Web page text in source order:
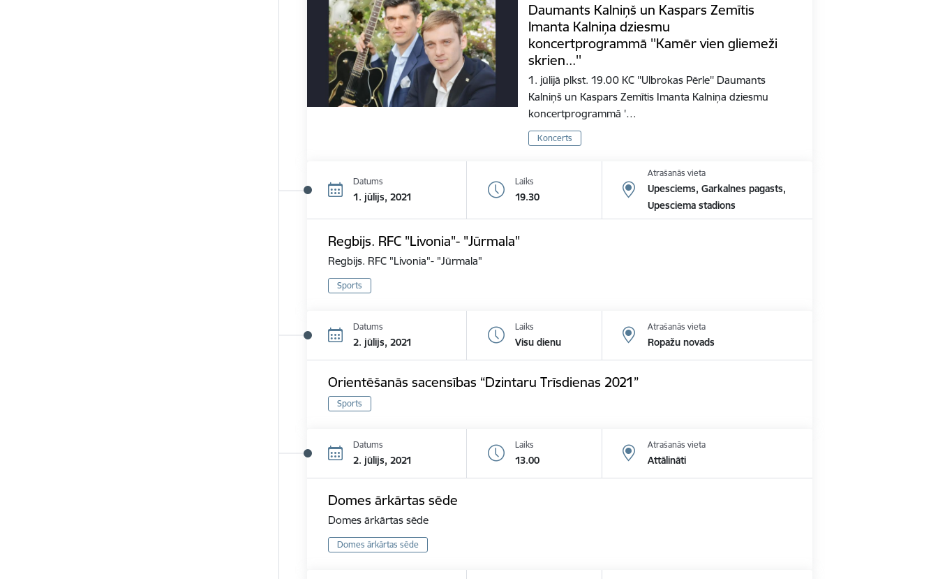
Daumants Kalniņš un Kaspars Zemītis
Imanta Kalniņa dziesmu
koncertprogrammā ''Kamēr vien gliemeži
skrien...''
1. jūlijā plkst. 19.00 KC ''Ulbrokas Pērle'' Daumants
Kalniņš un Kaspars Zemītis Imanta Kalniņa dziesmu
koncertprogrammā '…
Koncerts
Datums
1. jūlijs, 2021
Laiks
19.30
Atrašanās vieta
Upesciems, Garkalnes pagasts,
Upesciema stadions
Regbijs. RFC "Livonia"- "Jūrmala"
Regbijs. RFC "Livonia"- "Jūrmala"
Sports
Datums
2. jūlijs, 2021
Laiks
Visu dienu
Atrašanās vieta
Ropažu novads
Orientēšanās sacensības “Dzintaru Trīsdienas 2021”
Sports
Datums
2. jūlijs, 2021
Laiks
13.00
Atrašanās vieta
Attālināti
Domes ārkārtas sēde
Domes ārkārtas sēde
Domes ārkārtas sēde